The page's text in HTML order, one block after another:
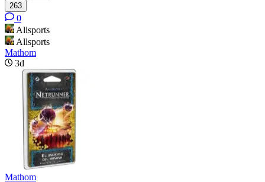
263
0
Allsports
Allsports
Mathom
3d
Mathom